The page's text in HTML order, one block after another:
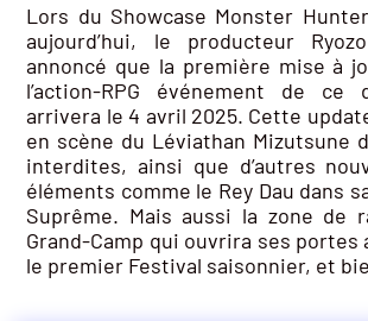
Lors du Showcase Monster
aujourd’hui, le producteur
annoncé que la première mise à
l’action-RPG événement de ce
arrivera le 4 avril 2025. Cette
en scène du Léviathan Mizutsune
interdites, ainsi que d’autres
éléments comme le Rey Dau dans
Suprême. Mais aussi la zone de
Grand-Camp qui ouvrira ses portes
le premier Festival saisonnier, et